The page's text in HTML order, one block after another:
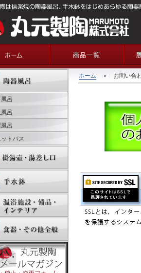
ホーム お問い合
呂
呂
呂
トバス